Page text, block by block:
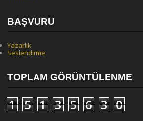
BAŞVURU
Yazarlık
Seslendirme
TOPLAM GÖRÜNTÜLENME
1 5 1 3 5 6 3 0